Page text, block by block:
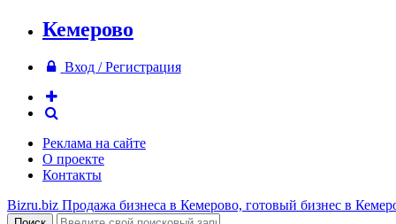
Кемерово
Вход / Регистрация
Реклама на сайте
О проекте
Контакты
Bizru.biz Продажа бизнеса в Кемерово, готовый бизнес в